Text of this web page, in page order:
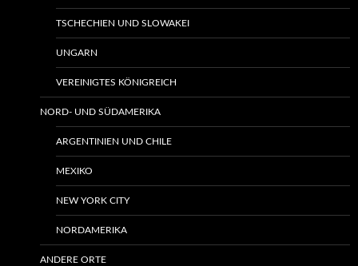
TSCHECHIEN UND SLOWAKEI
UNGARN
VEREINIGTES KÖNIGREICH
NORD- UND SÜDAMERIKA
ARGENTINIEN UND CHILE
MEXIKO
NEW YORK CITY
NORDAMERIKA
ANDERE ORTE